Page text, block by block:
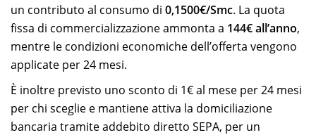
un contributo al consumo di 0,1500€/Smc. La quota
fissa di commercializzazione ammonta a 144€ all’anno,
mentre le condizioni economiche dell’offerta vengono
applicate per 24 mesi.
È inoltre previsto uno sconto di 1€ al mese per 24 mesi
per chi sceglie e mantiene attiva la domiciliazione
bancaria tramite addebito diretto SEPA, per un